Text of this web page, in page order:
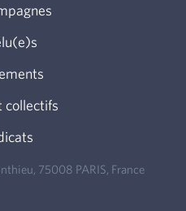
collectifs
75008 PARIS, France